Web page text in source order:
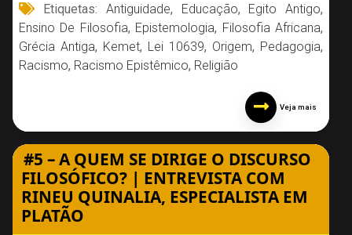
Etiquetas: Antiguidade, Educação, Egito Antigo,
Ensino De Filosofia, Epistemologia, Filosofia Africana,
Grécia Antiga, Kemet, Lei 10639, Origem, Pedagogia,
Racismo, Racismo Epistêmico, Religião
Veja mais
#5 – A QUEM SE DIRIGE O DISCURSO
FILOSÓFICO? | ENTREVISTA COM
RINEU QUINALIA, ESPECIALISTA EM
PLATÃO